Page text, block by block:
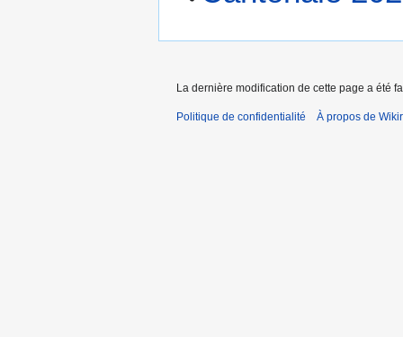
La dernière modification de cette page a été
Politique de confidentialité À propos de